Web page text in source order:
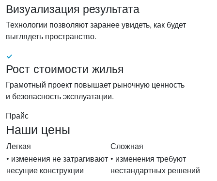
Визуализация результата
Технологии позволяют заранее увидеть, как будет
выглядеть пространство.
Рост стоимости жилья
Грамотный проект повышает рыночную ценность
и безопасность эксплуатации.
Прайс
Наши цены
Легкая
Сложная
• изменения не затрагивают
несущие конструкции
• изменения требуют
нестандартных решений